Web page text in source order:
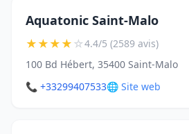
Aquatonic Saint-Malo
★★★★☆4.4/5 (2589 avis)
100 Bd Hébert, 35400 Saint-Malo
📞 +33299407533🌐 Site web